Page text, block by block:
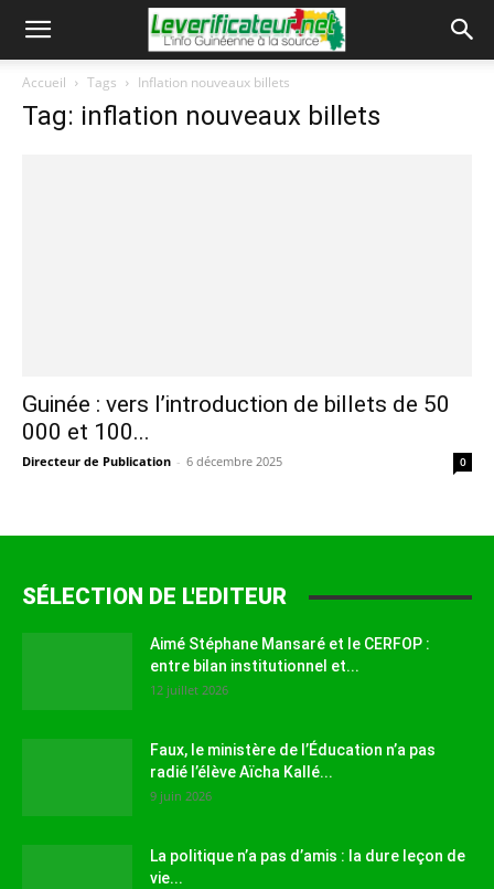
Accueil Tags Inflation nouveaux billets
Tag: inflation nouveaux billets
Guinée : vers l’introduction de billets de 50
000 et 100...
Directeur de Publication - 6 décembre 2025 0
SÉLECTION DE L'EDITEUR
Aimé Stéphane Mansaré et le CERFOP :
entre bilan institutionnel et...
12 juillet 2026
Faux, le ministère de l’Éducation n’a pas
radié l’élève Aïcha Kallé...
9 juin 2026
La politique n’a pas d’amis : la dure leçon de
vie...